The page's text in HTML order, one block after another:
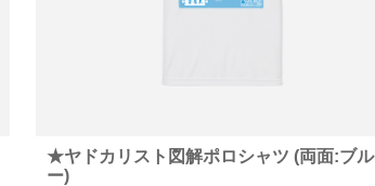
★ヤドカリスト図解ポロシャツ (両面:ブル
ー)